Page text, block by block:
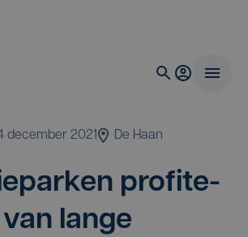
december 2021 De Haan
pro­fi­te­
lan­ge